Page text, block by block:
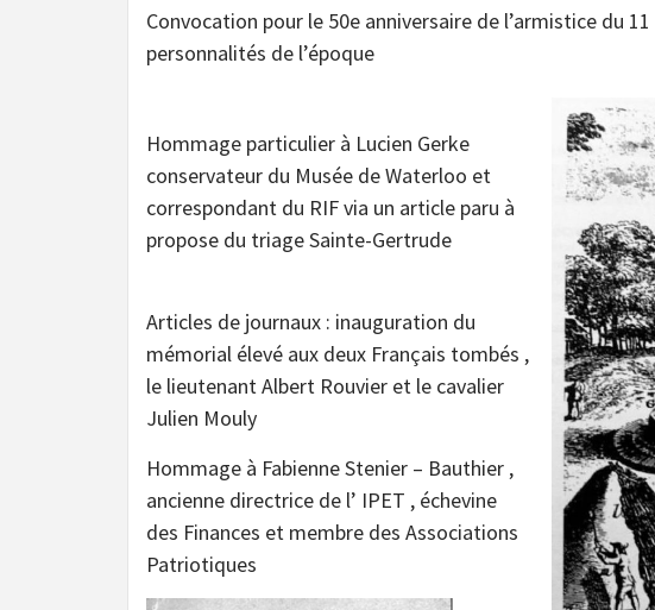
Convocation pour le 50e anniversaire de l’armistice du
personnalités de l’époque
Hommage particulier à Lucien Gerke
conservateur du Musée de Waterloo et
correspondant du RIF via un article paru à
propose du triage Sainte-Gertrude
Articles de journaux : inauguration du
mémorial élevé aux deux Français tombés ,
le lieutenant Albert Rouvier et le cavalier
Julien Mouly
Hommage à Fabienne Stenier – Bauthier ,
ancienne directrice de l’ IPET , échevine
des Finances et membre des Associations
Patriotiques